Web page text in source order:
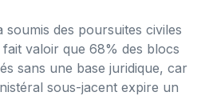
soumis des poursuites civiles
valoir que 68% des blocs
sans une base juridique, car
sous-jacent expire un